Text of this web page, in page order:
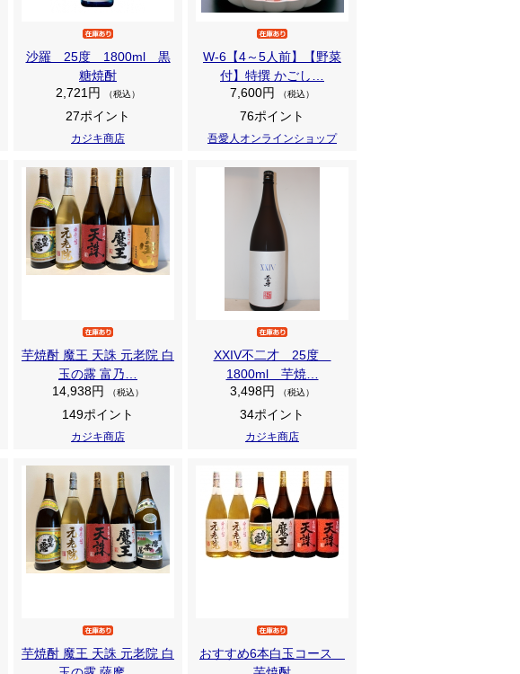
沙羅 25度 1800ml 黒
糖焼酎
2,721円
（税込）
27ポイント
カジキ商店
W-6【4～5人前】【野菜
付】特撰 かごし…
7,600円
（税込）
76ポイント
吾愛人オンラインショップ
芋焼酎 魔王 天誅 元老院 白
玉の露 富乃…
14,938円
（税込）
149ポイント
カジキ商店
XXIV不二才 25度
1800ml 芋焼…
3,498円
（税込）
34ポイント
カジキ商店
芋焼酎 魔王 天誅 元老院 白
おすすめ6本白玉コース